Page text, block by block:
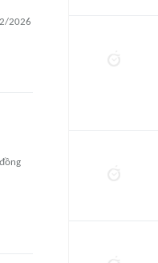
2026